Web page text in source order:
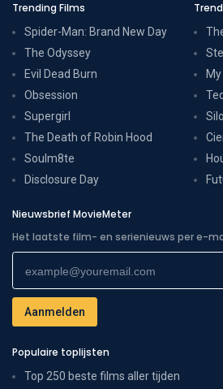
Trending Films
Spider-Man: Brand New Day
The Odyssey
Evil Dead Burn
Obsession
Supergirl
The Death of Robin Hood
Soulm8te
Disclosure Day
Silo
Nieuwsbrief MovieMeter
Het laatste film- en serienieuws per e-
Populaire toplijsten
Top 250 beste films aller tijden